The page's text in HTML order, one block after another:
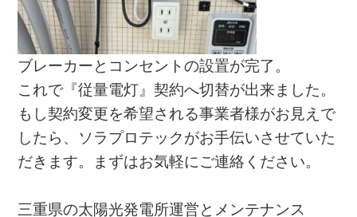
ブレーカーとコンセントの設置が完了。
これで『従量電灯』契約へ切替が出来ました。
もし契約変更を希望される事業者様がお見えで
したら、ソラプロテックがお手伝いさせていた
だきます。まずはお気軽にご連絡ください。
三重県の太陽光発電所運営とメンテナンス